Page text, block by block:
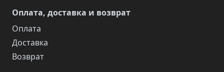
Оплата, доставка и возврат
Оплата
Доставка
Возврат